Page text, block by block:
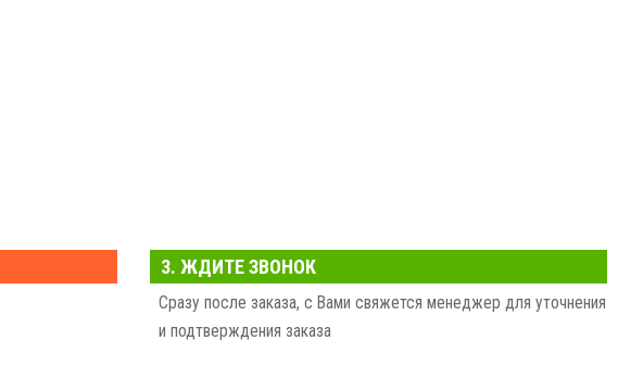
3. ЖДИТЕ ЗВОНОК
Сразу после заказа, с Вами свяжется менеджер для уточнения
и подтверждения заказа